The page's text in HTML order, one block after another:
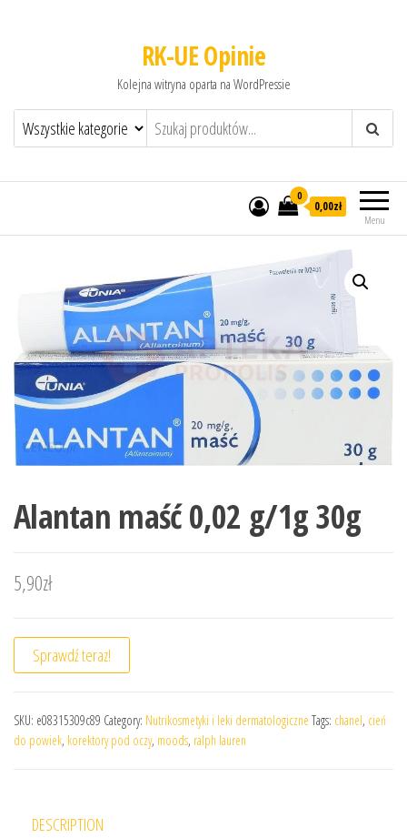
RK-UE Opinie
Kolejna witryna oparta na WordPressie
Menu
0
0,00zł
Alantan maść 0,02 g/1g 30g
5,90zł
Sprawdź teraz!
SKU: e08315309c89 Category: Nutrikosmetyki i leki dermatologiczne Tags: chanel, cień
do powiek, korektory pod oczy, moods, ralph lauren
DESCRIPTION